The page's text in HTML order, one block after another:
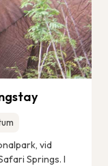
vid
Springs. I